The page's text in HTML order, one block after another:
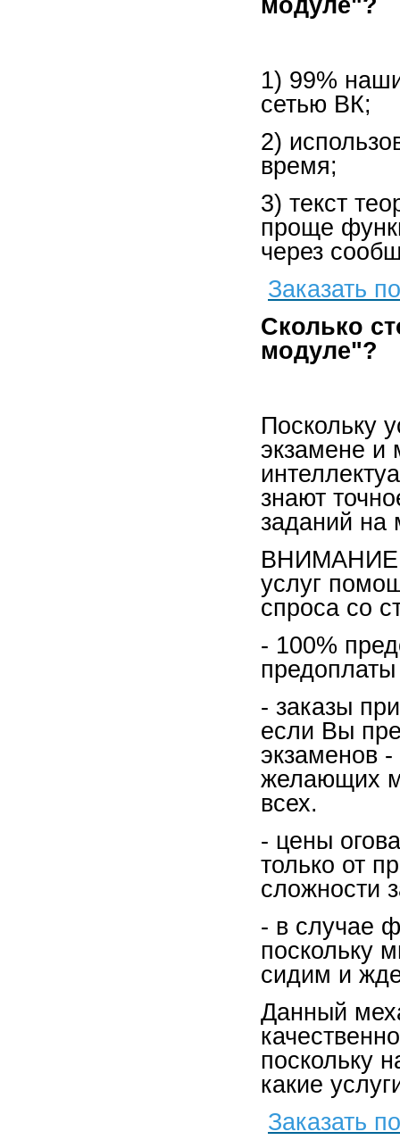
модуле"?
1) 99%
сетью ВК;
2)
время;
3) текст
проще
через
Заказать
Сколько
модуле"?
Поскольку
экзамене и
знают
заданий на
ВНИМАНИЕ:
услуг
спроса со
- 100%
- заказы
если Вы
экзаменов -
желающих
всех.
- цены
только от
сложности
- в случае
поскольку
сидим и
Данный
поскольку
какие
Заказать